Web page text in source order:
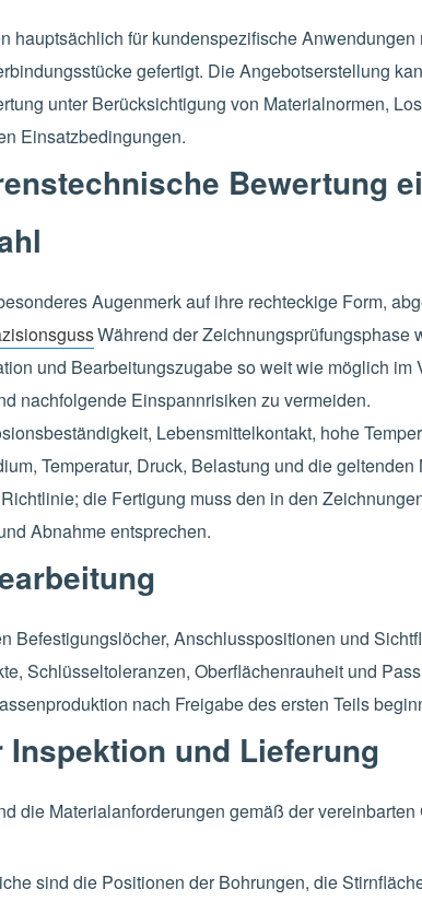
hauptsächlich für kundenspezifische
gefertigt. Die Angebotserstellung
unter Berücksichtigung von Materialnormen,
Einsatzbedingungen.
Bewertung
Augenmerk auf ihre rechteckige Form,
Während der Zeichnungsprüfungsphase
und Bearbeitungszugabe so weit wie möglich im
nachfolgende Einspannrisiken zu vermeiden.
Lebensmittelkontakt, hohe
Temperatur, Druck, Belastung und die
die Fertigung muss den in den
Abnahme entsprechen.
Befestigungslöcher, Anschlusspositionen und
Schlüsseltoleranzen, Oberflächenrauheit und
nach Freigabe des ersten Teils
und Lieferung
die Materialanforderungen gemäß der
sind die Positionen der Bohrungen, die